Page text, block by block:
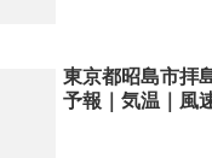
東京都昭島市拝
予報｜気温｜風